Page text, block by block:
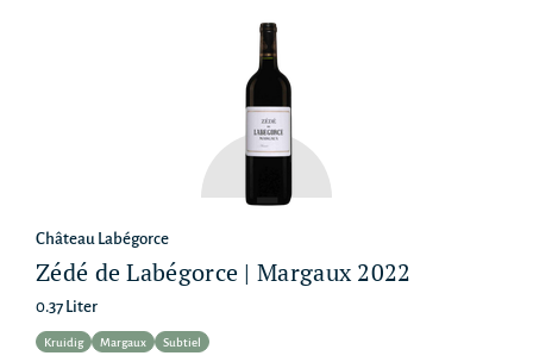
Château Labégorce
Zédé de Labégorce | Margaux 2022
0.37 Liter
Kruidig Margaux Subtiel